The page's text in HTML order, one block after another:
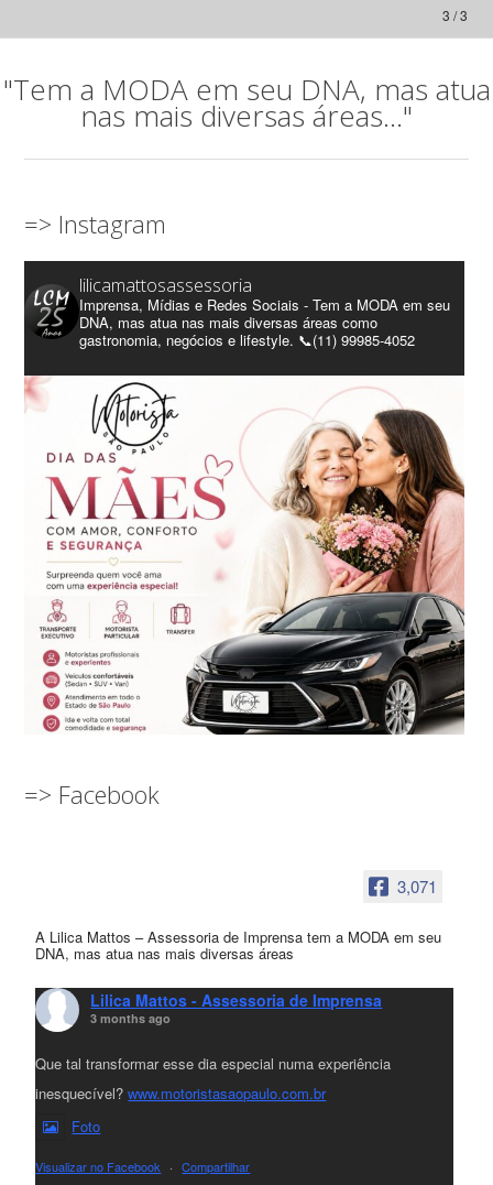
3 / 3
"Tem a MODA em seu DNA, mas atua
nas mais diversas áreas..."
=> Instagram
lilicamattosassessoria
Imprensa, Mídias e Redes Sociais - Tem a MODA em seu
DNA, mas atua nas mais diversas áreas como
gastronomia, negócios e lifestyle. 📞(11) 99985-4052
=> Facebook
3,071
A Lilica Mattos – Assessoria de Imprensa tem a MODA em seu
DNA, mas atua nas mais diversas áreas
Lilica Mattos - Assessoria de Imprensa
3 months ago
Que tal transformar esse dia especial numa experiência
inesquecível?www.motoristasaopaulo.com.br
Foto
Visualizar no Facebook · Compartilhar